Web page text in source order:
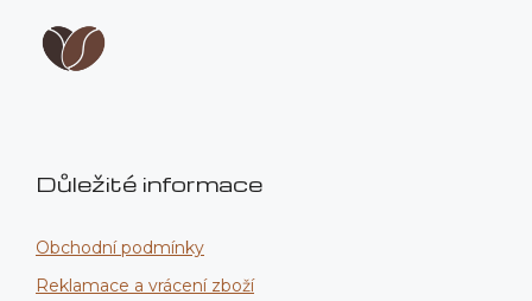
Důležité informace
Obchodní podmínky
Reklamace a vrácení zboží